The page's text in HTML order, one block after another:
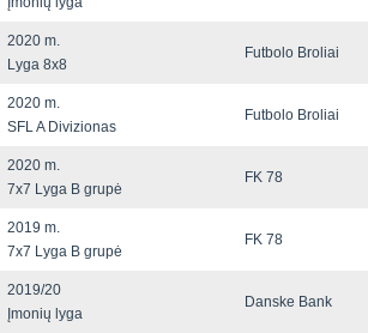
2020 m.
Lyga 8x8
Futbolo Broliai
2020 m.
SFL A Divizionas
Futbolo Broliai
2020 m.
7x7 Lyga B grupė
FK 78
2019 m.
7x7 Lyga B grupė
FK 78
2019/20
Įmonių lyga
Danske Bank